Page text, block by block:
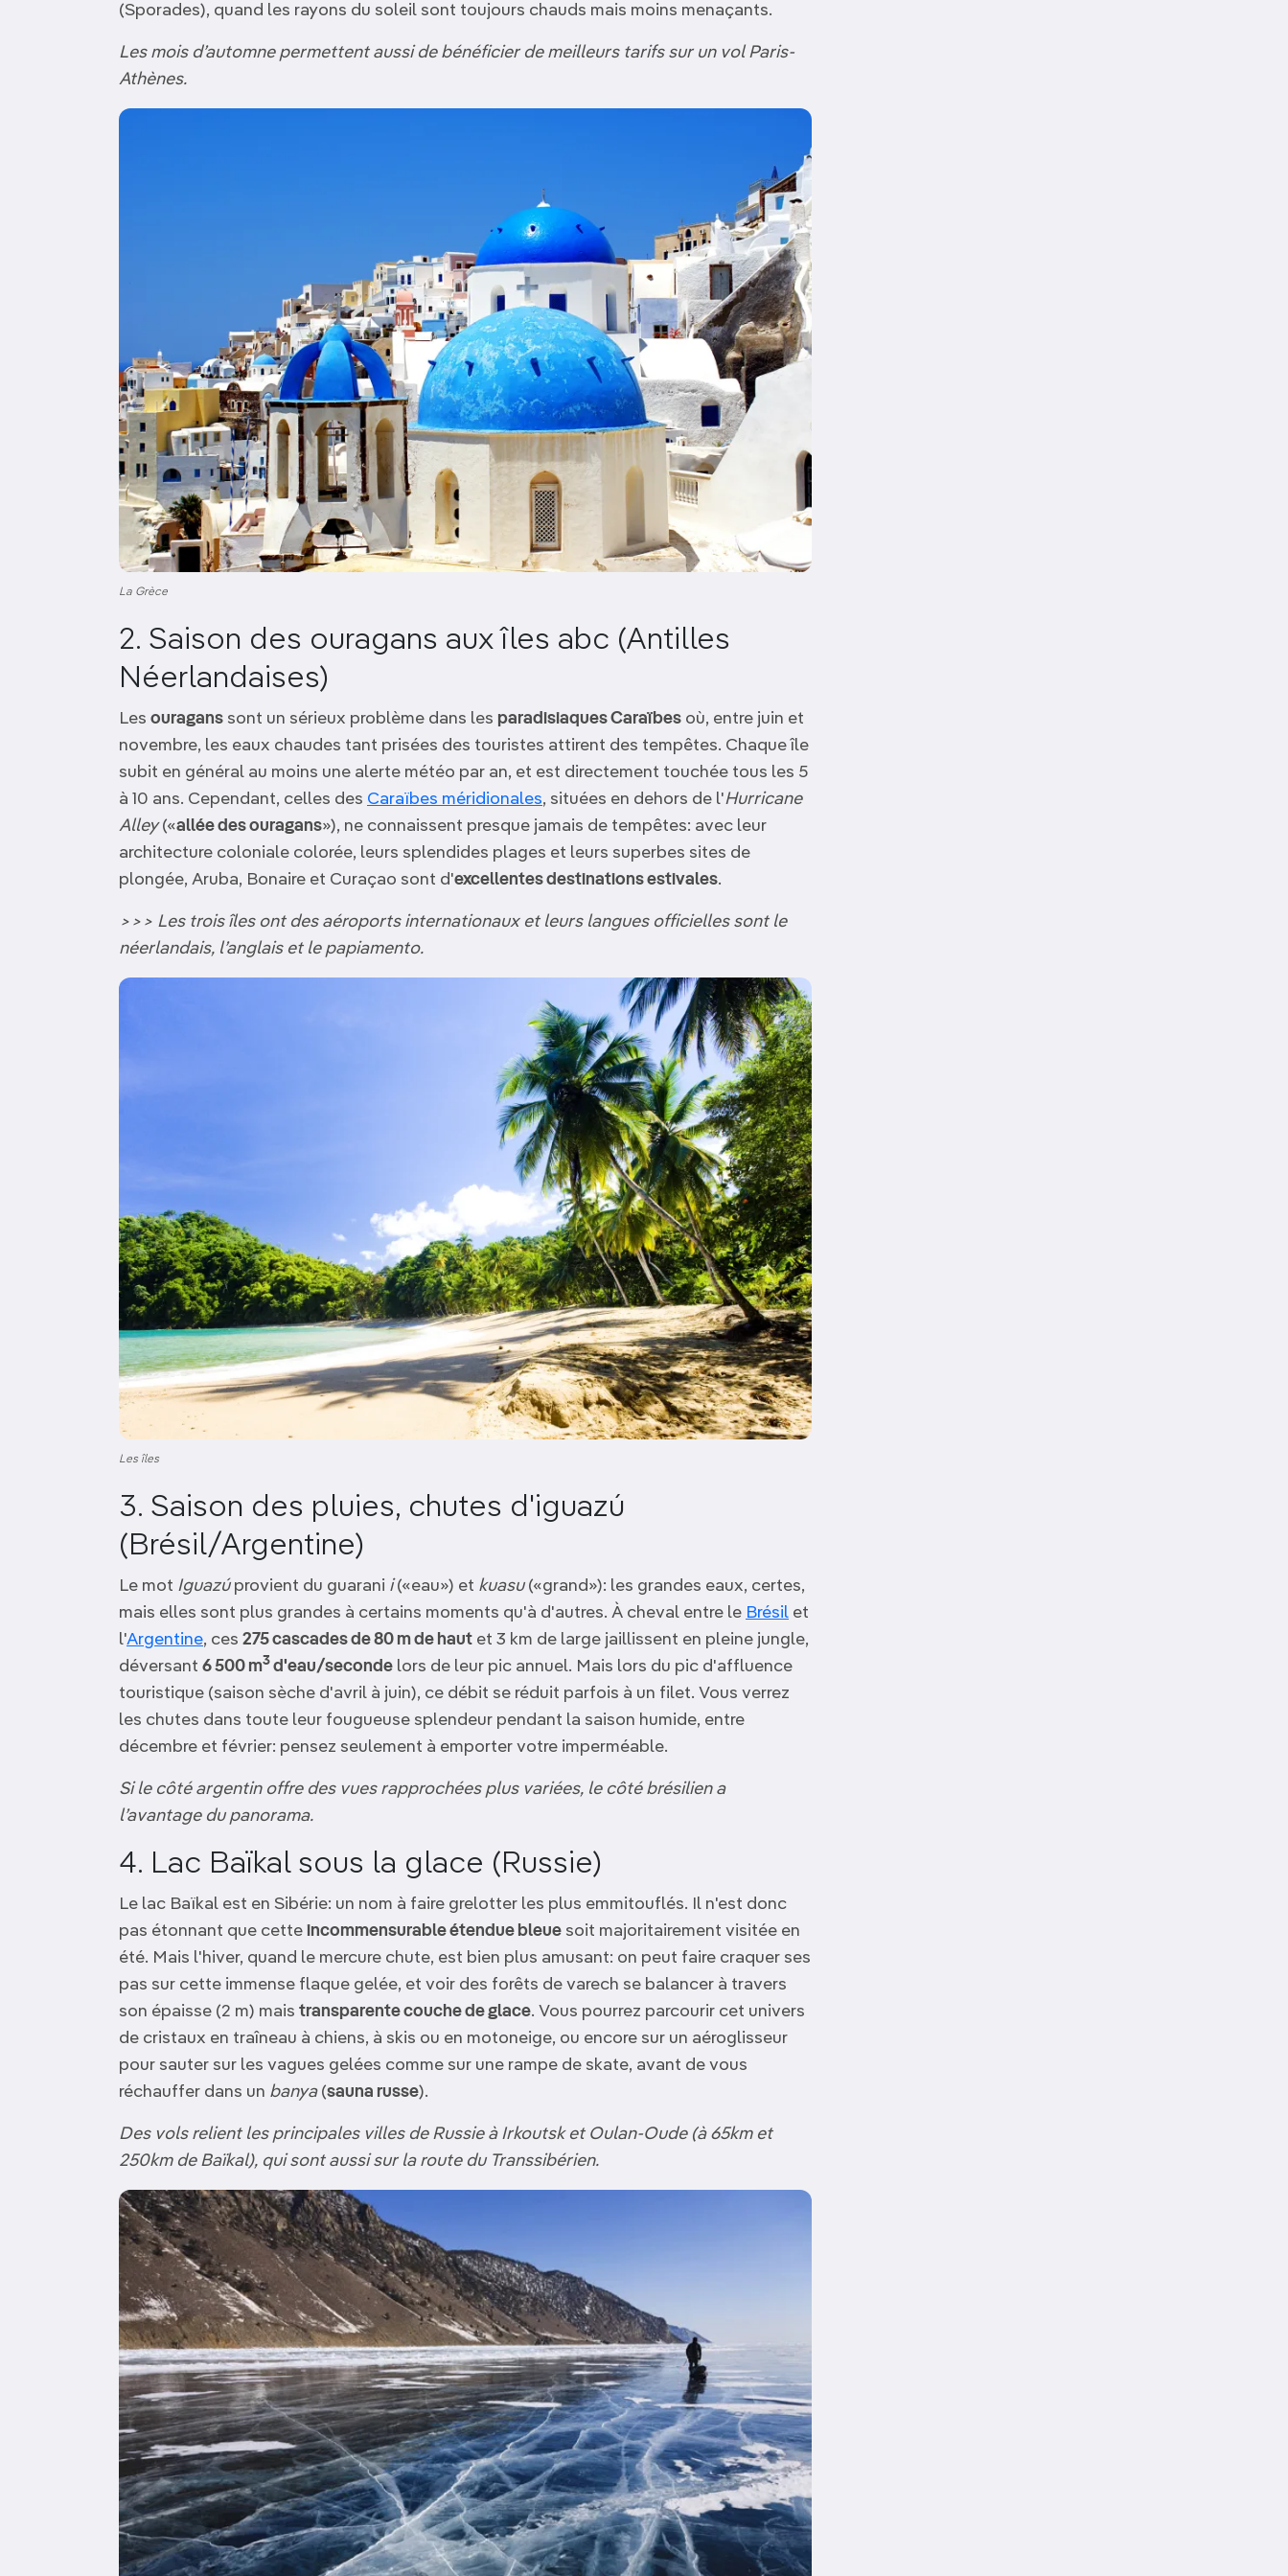
(Sporades), quand les rayons du soleil sont toujours chauds mais moins menaçants.
Les mois d’automne permettent aussi de bénéficier de meilleurs tarifs sur un vol Paris-
Athènes.
Image
La Grèce
2. Saison des ouragans aux îles abc (Antilles
Néerlandaises)
Les ouragans sont un sérieux problème dans les paradisiaques Caraïbes où, entre juin et
novembre, les eaux chaudes tant prisées des touristes attirent des tempêtes. Chaque île
subit en général au moins une alerte météo par an, et est directement touchée tous les 5
à 10 ans. Cependant, celles des Caraïbes méridionales, situées en dehors de l'Hurricane
Alley(«allée des ouragans»), ne connaissent presque jamais de tempêtes: avec leur
architecture coloniale colorée, leurs splendides plages et leurs superbes sites de
plongée, Aruba, Bonaire et Curaçao sont d'excellentes destinations estivales.
>>> Les trois îles ont des aéroports internationaux et leurs langues officielles sont le
néerlandais, l’anglais et le papiamento.
Image
Les îles
3. Saison des pluies, chutes d'iguazú
(Brésil/Argentine)
Le mot Iguazúprovient du guarani i(«eau») et kuasu(«grand»): les grandes eaux, certes,
mais elles sont plus grandes à certains moments qu'à d'autres. À cheval entre le Brésil et
l'Argentine, ces 275 cascades de 80 m de haut et 3 km de large jaillissent en pleine jungle,
déversant 6 500 m3 d'eau/seconde lors de leur pic annuel. Mais lors du pic d'affluence
touristique (saison sèche d'avril à juin), ce débit se réduit parfois à un filet. Vous verrez
les chutes dans toute leur fougueuse splendeur pendant la saison humide, entre
décembre et février: pensez seulement à emporter votre imperméable.
Si le côté argentin offre des vues rapprochées plus variées, le côté brésilien a
l’avantage du panorama.
4. Lac Baïkal sous la glace (Russie)
Le lac Baïkal est en Sibérie: un nom à faire grelotter les plus emmitouflés. Il n'est donc
pas étonnant que cette incommensurable étendue bleue soit majoritairement visitée en
été. Mais l'hiver, quand le mercure chute, est bien plus amusant: on peut faire craquer ses
pas sur cette immense flaque gelée, et voir des forêts de varech se balancer à travers
son épaisse (2 m) mais transparente couche de glace. Vous pourrez parcourir cet univers
de cristaux en traîneau à chiens, à skis ou en motoneige, ou encore sur un aéroglisseur
pour sauter sur les vagues gelées comme sur une rampe de skate, avant de vous
réchauffer dans un banya(sauna russe).
Des vols relient les principales villes de Russie à Irkoutsk et Oulan-Oude (à 65km et
250km de Baïkal), qui sont aussi sur la route du Transsibérien.
Image